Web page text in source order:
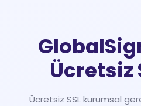
Ücretsiz
Ücretsiz SSL kurumsal